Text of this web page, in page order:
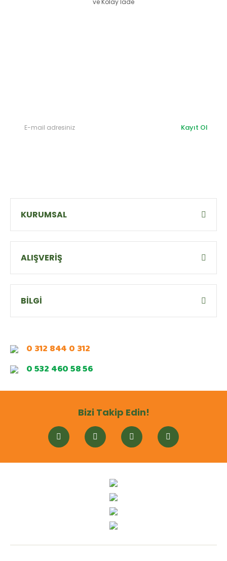
ve Kolay İade
Kayıt Ol
KURUMSAL
ALIŞVERİŞ
BİLGİ
0 312 844 0 312
0 532 460 58 56
Bizi Takip Edin!